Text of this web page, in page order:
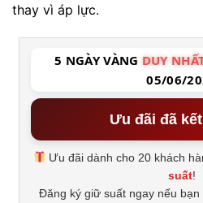
thay vì áp lực.
5 NGÀY VÀNG DUY
05/06/
Ưu đãi đã
Ưu đãi dành cho 20 khách
suất!
Đăng ký giữ suất ngay nếu